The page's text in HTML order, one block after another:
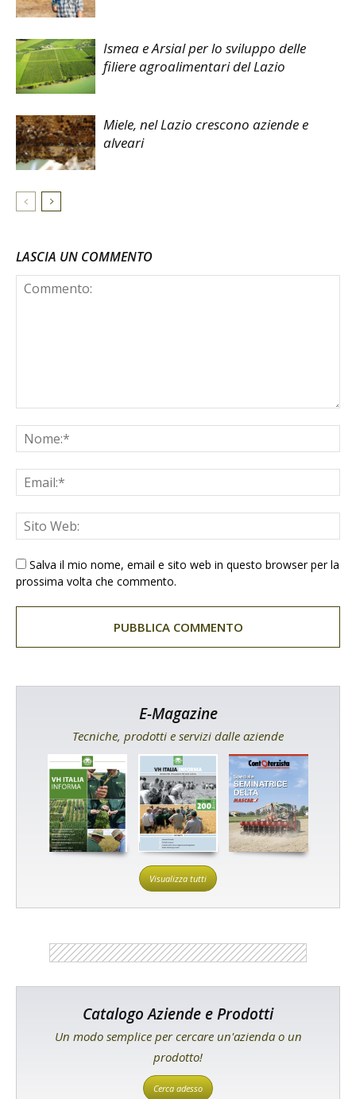
Ismea e Arsial per lo sviluppo delle
filiere agroalimentari del Lazio
Miele, nel Lazio crescono aziende e
alveari
LASCIA UN COMMENTO
Salva il mio nome, email e sito web in questo browser per la
prossima volta che commento.
E-Magazine
Tecniche, prodotti e servizi dalle aziende
Visualizza tutti
Catalogo Aziende e Prodotti
Un modo semplice per cercare un'azienda o un
prodotto!
Cerca adesso